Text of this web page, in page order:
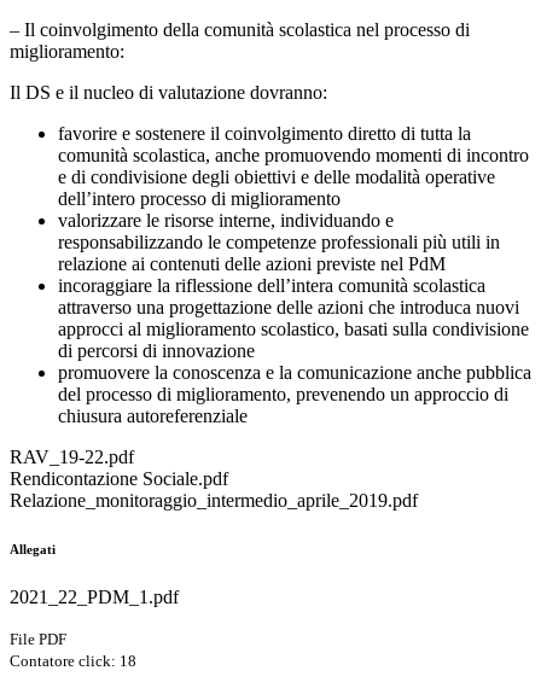
– Il coinvolgimento della comunità scolastica nel processo di
miglioramento:
Il DS e il nucleo di valutazione dovranno:
favorire e sostenere il coinvolgimento diretto di tutta la
comunità scolastica, anche promuovendo momenti di incontro
e di condivisione degli obiettivi e delle modalità operative
dell’intero processo di miglioramento
valorizzare le risorse interne, individuando e
responsabilizzando le competenze professionali più utili in
relazione ai contenuti delle azioni previste nel PdM
incoraggiare la riflessione dell’intera comunità scolastica
attraverso una progettazione delle azioni che introduca nuovi
approcci al miglioramento scolastico, basati sulla condivisione
di percorsi di innovazione
promuovere la conoscenza e la comunicazione anche pubblica
del processo di miglioramento, prevenendo un approccio di
chiusura autoreferenziale
RAV_19-22.pdf
Rendicontazione Sociale.pdf
Relazione_monitoraggio_intermedio_aprile_2019.pdf
Allegati
2021_22_PDM_1.pdf
File PDF
Contatore click: 18